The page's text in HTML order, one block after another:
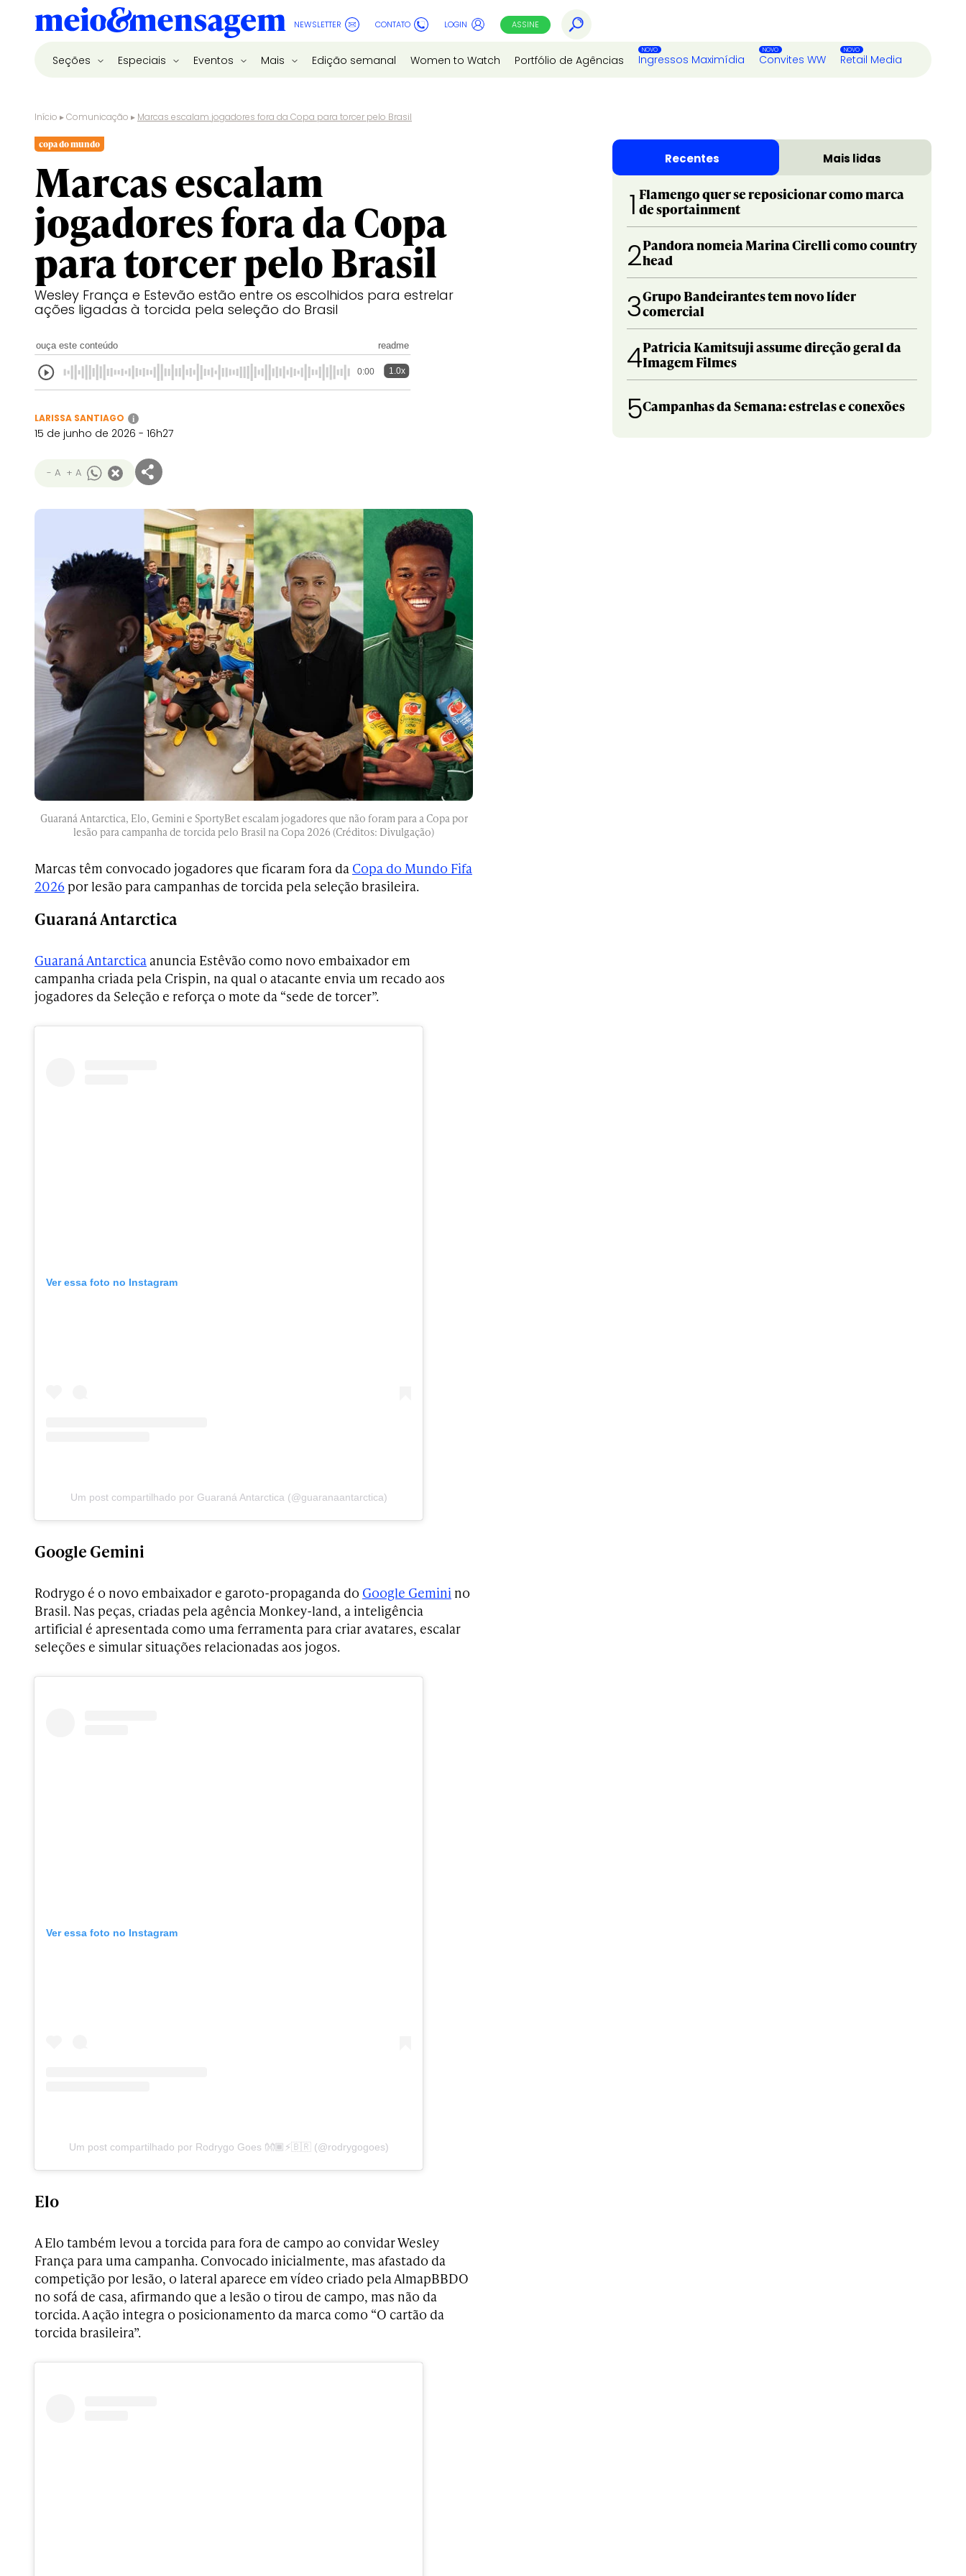
NEWSLETTER CONTATO LOGIN ASSINE
Seções Especiais Eventos Mais Edição semanal Women to Watch Portfólio de Agências Ingressos Maximídia Convites WW Retail Media
Início ▸Comunicação ▸ Marcas escalam jogadores fora da Copa para torcer pelo Brasil
copa do mundo
Marcas escalam
jogadores fora da Copa
para torcer pelo Brasil
Wesley França e Estevão estão entre os escolhidos para estrelar
ações ligadas à torcida pela seleção do Brasil
ouça este conteúdo readme
0:00 1.0x
LARISSA SANTIAGO i
15 de junho de 2026 - 16h27
- A + A
Guaraná Antarctica, Elo, Gemini e SportyBet escalam jogadores que não foram para a Copa por
lesão para campanha de torcida pelo Brasil na Copa 2026 (Créditos: Divulgação)
Marcas têm convocado jogadores que ficaram fora da Copa do Mundo Fifa
2026 por lesão para campanhas de torcida pela seleção brasileira.
Guaraná Antarctica
Guaraná Antarctica anuncia Estêvão como novo embaixador em
campanha criada pela Crispin, na qual o atacante envia um recado aos
jogadores da Seleção e reforça o mote da “sede de torcer”.
Ver essa foto no Instagram
Um post compartilhado por Guaraná Antarctica (@guaranaantarctica)
Google Gemini
Rodrygo é o novo embaixador e garoto-propaganda do Google Gemini no
Brasil. Nas peças, criadas pela agência Monkey-land, a inteligência
artificial é apresentada como uma ferramenta para criar avatares, escalar
seleções e simular situações relacionadas aos jogos.
Ver essa foto no Instagram
Um post compartilhado por Rodrygo Goes 👐🏾⚡️🇧🇷 (@rodrygogoes)
Elo
A Elo também levou a torcida para fora de campo ao convidar Wesley
França para uma campanha. Convocado inicialmente, mas afastado da
competição por lesão, o lateral aparece em vídeo criado pela AlmapBBDO
no sofá de casa, afirmando que a lesão o tirou de campo, mas não da
torcida. A ação integra o posicionamento da marca como “O cartão da
torcida brasileira”.
Recentes Mais lidas
1 Flamengo quer se reposicionar como marca
de sportainment
2Pandora nomeia Marina Cirelli como country
head
3Grupo Bandeirantes tem novo líder
comercial
4Patricia Kamitsuji assume direção geral da
Imagem Filmes
5Campanhas da Semana: estrelas e conexões